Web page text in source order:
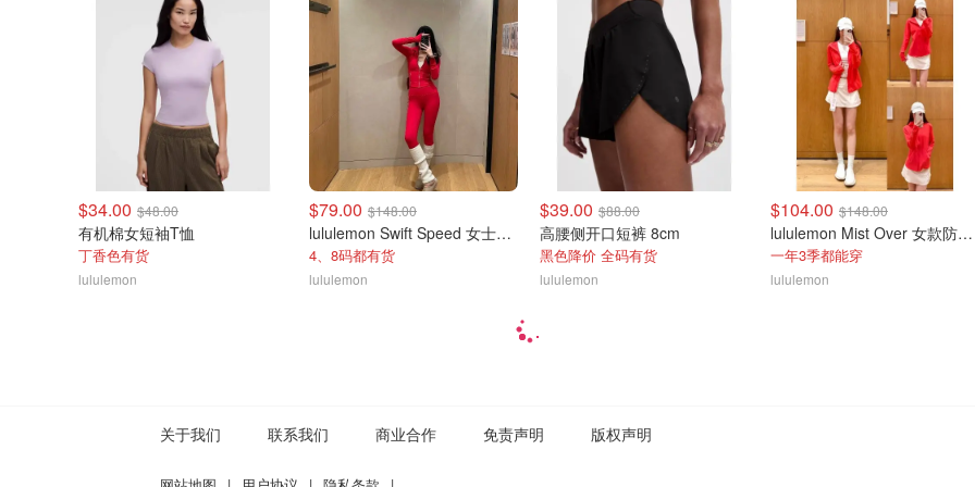
$34.00 $48.00
有机棉女短袖T恤
丁香色有货
lululemon
$79.00 $148.00
lululemon Swift Speed 女士高腰紧身裤
4、8码都有货
lululemon
$39.00 $88.00
高腰侧开口短裤 8cm
黑色降价 全码有货
lululemon
$104.00 $148.00
lululemon Mist Over 女款防风夹克
一年3季都能穿
lululemon
关于我们 联系我们 商业合作 免责声明 版权声明